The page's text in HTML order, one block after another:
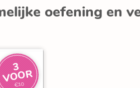
oefening en
3
V
O
O
R
€10